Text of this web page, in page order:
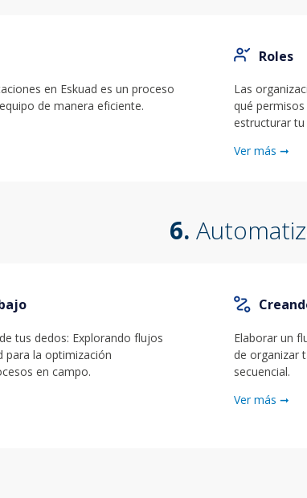
en Eskuad es un proceso
de manera eficiente.
Roles
Las
qué
estructurar
Ver más ➞
6.
tus dedos: Explorando flujos
para la optimización
en campo.
Elaborar un
de organizar
secuencial.
Ver más ➞